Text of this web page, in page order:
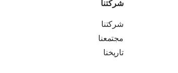
شركتنا
شركتنا
مجتمعنا
تاريخنا